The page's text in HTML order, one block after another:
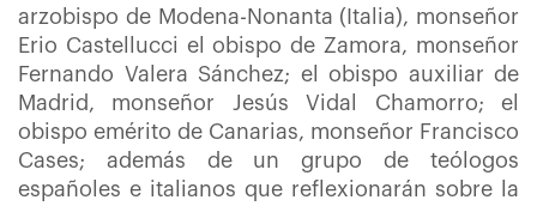
arzobispo de Modena-Nonanta (Italia), monseñor
Erio Castellucci el obispo de Zamora, monseñor
Fernando Valera Sánchez; el obispo auxiliar de
Madrid, monseñor Jesús Vidal Chamorro; el
obispo emérito de Canarias, monseñor Francisco
Cases; además de un grupo de teólogos
españoles e italianos que reflexionarán sobre la